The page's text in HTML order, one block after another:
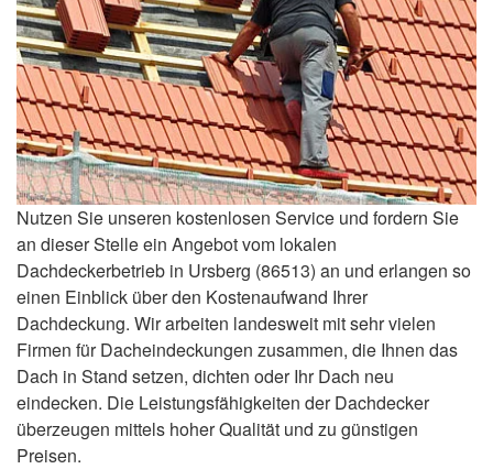
Nutzen Sie unseren kostenlosen Service und fordern Sie
an dieser Stelle ein Angebot vom lokalen
Dachdeckerbetrieb in Ursberg (86513) an und erlangen so
einen Einblick über den Kostenaufwand Ihrer
Dachdeckung. Wir arbeiten landesweit mit sehr vielen
Firmen für Dacheindeckungen zusammen, die Ihnen das
Dach in Stand setzen, dichten oder Ihr Dach neu
eindecken. Die Leistungsfähigkeiten der Dachdecker
überzeugen mittels hoher Qualität und zu günstigen
Preisen.